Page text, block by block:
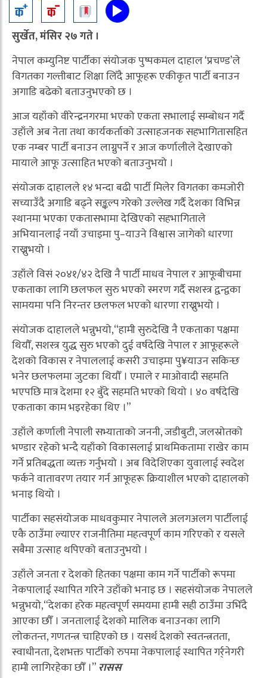
सुर्खेत, मंसिर २७ गते ।
नेपाल कम्युनिष्ट पार्टीका संयोजक पुष्पकमल दाहाल ‘प्रचण्ड’ले
विगतका गल्तीबाट शिक्षा लिँदै आफूहरू एकीकृत पार्टी बनाउन
अगाडि बढेको बताउनुभएको छ ।
आज यहाँको वीरेन्द्रनगरमा भएको एकता सभालाई सम्बोधन गर्दै
उहाँले अब नेता तथा कार्यकर्ताको उत्साहजनक सहभागितासहित
एक नम्बर पार्टी बनाउन लाग्नुपर्ने र आज कर्णालीले देखाएको
मायाले आफू उत्साहित भएको बताउनुभयो ।
संयोजक दाहालले १४ भन्दा बढी पार्टी मिलेर विगतका कमजोरी
सच्याउँदै अगाडि बढ्ने सङ्कल्प गरेको उल्लेख गर्दै देशका विभिन्न
स्थानमा भएका एकतासभामा देखिएको सहभागिताले
अभियानलाई नयाँ उचाइमा पु–याउने विश्वास जागेको धारणा
राख्नुभयो ।
उहाँले विसं २०४१/४२ देखि नै पार्टी माधव नेपाल र आफूबीचमा
एकताका लागि छलफल सुरु भएको स्मरण गर्दै सशस्त्र द्वन्द्वका
सामयमा पनि निरन्तर छलफल भएको धारणा राख्नुभयो ।
संयोजक दाहालले भन्नुभयो,“हामी सुरुदेखि नै एकताका पक्षमा
थियौँ, सशस्त्र युद्ध सुरु भएको दुई वर्षदेखि नेपाल र आफूहरूले
देशको विकास र नेपाललाई कसरी उचाइमा पु¥याउन सकिन्छ
भनेर छलफलमा जुटका थियौँ । एमाले र माओवादी सहमति
भएपछि मात्र देशमा १२ बुँदे सहमति भएको थियो । ४० वर्षदेखि
एकताका काम भइरहेका थिए ।”
उहाँले कर्णाली नेपाली सभ्याताको जननी, जडीबुटी, जलस्रोतको
भण्डार रहेको भन्दै यहाँको विकासलाई प्राथमिकतामा राखेर काम
गर्ने प्रतिबद्धता व्यक्त गर्नुभयो । अब विदेशिएका युवालाई स्वदेश
फर्कने वातावरण तयार गर्न आफूहरू क्रियाशील भएको दाहालको
भनाइ थियो ।
पार्टीका सहसंयोजक माधवकुमार नेपालले अलगअलग पार्टीलाई
एकै ठाउँमा ल्याएर राजनीतिमा महत्वपूर्ण काम गरिएको र यसले
सबैमा उत्साह थपिएको बताउनुभयो ।
उहाँले जनता र देशको हितका पक्षमा काम गर्ने पार्टीको रूपमा
नेकपालाई स्थापित गरिने उहाँको भनाइ छ । सहसंयोजक नेपालले
भन्नुभयो,“देशका हरेक महत्वपूर्ण समयमा हामी सही ठाउँमा उभिँदै
आएका छौँ । जनतालाई देशको मालिक बनाउनका लागि
लोकतन्त, गणतन्त्र चाहिएको छ । यसर्थ देशको स्वतन्त्रतता,
स्वाधीनता, देशभक्त पार्टीको रुपमा नेकपालाई स्थापित गर्र्नेगरी
हामी लागिरहेका छौँ ।” रासस